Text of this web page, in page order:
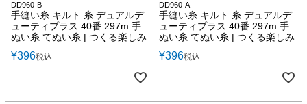
DD960-B
手縫い糸 キルト 糸 デュアルデ
ューティプラス 40番 297m 手
ぬい糸 てぬい糸 | つくる楽しみ
¥396税込
DD960-A
手縫い糸 キルト 糸 デュアルデ
ューティプラス 40番 297m 手
ぬい糸 てぬい糸 | つくる楽しみ
¥396税込